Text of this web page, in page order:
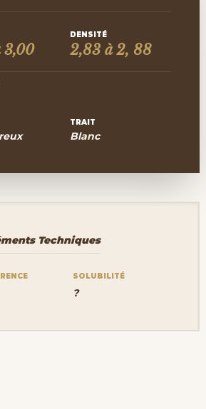
3,00
DENSITÉ
2,83 à 2, 88
TRAIT
Blanc
Techniques
SOLUBILITÉ
?